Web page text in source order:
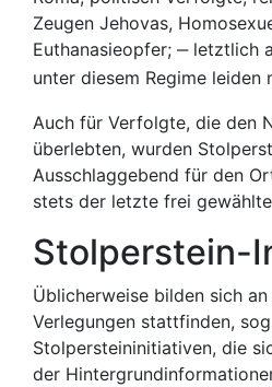
Zeugen Jehovas,
Euthanasieopfer; ‒ letztlich
unter diesem Regime leiden
Auch für Verfolgte, die den
überlebten, wurden
Ausschlaggebend für den
stets der letzte frei
Stolperstein-
Üblicherweise bilden sich
Verlegungen stattfinden,
Stolpersteininitiativen, die
der